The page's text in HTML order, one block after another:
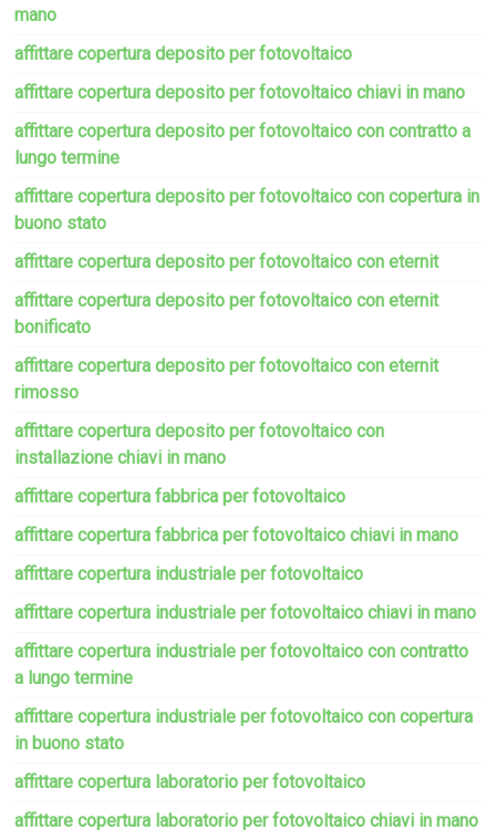
mano
affittare copertura deposito per fotovoltaico
affittare copertura deposito per fotovoltaico chiavi in mano
affittare copertura deposito per fotovoltaico con contratto a
lungo termine
affittare copertura deposito per fotovoltaico con copertura in
buono stato
affittare copertura deposito per fotovoltaico con eternit
affittare copertura deposito per fotovoltaico con eternit
bonificato
affittare copertura deposito per fotovoltaico con eternit
rimosso
affittare copertura deposito per fotovoltaico con
installazione chiavi in mano
affittare copertura fabbrica per fotovoltaico
affittare copertura fabbrica per fotovoltaico chiavi in mano
affittare copertura industriale per fotovoltaico
affittare copertura industriale per fotovoltaico chiavi in mano
affittare copertura industriale per fotovoltaico con contratto
a lungo termine
affittare copertura industriale per fotovoltaico con copertura
in buono stato
affittare copertura laboratorio per fotovoltaico
affittare copertura laboratorio per fotovoltaico chiavi in mano